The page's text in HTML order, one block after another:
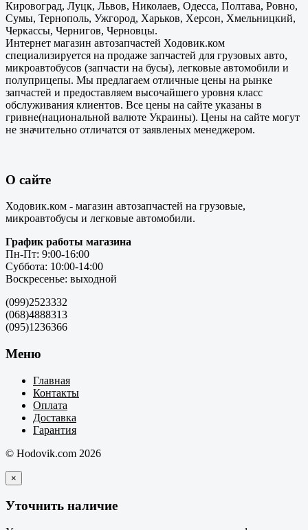
Кировоград, Луцк, Львов, Николаев, Одесса, Полтава, Ровно,
Сумы, Тернополь, Ужгород, Харьков, Херсон, Хмельницкий,
Черкассы, Чернигов, Черновцы.
Интернет магазин автозапчастей Ходовик.ком
специализируется на продаже запчастей для грузовых авто,
микроавтобусов (запчасти на бусы), легковые автомобили и
полуприцепы. Мы предлагаем отличные цены на рынке
запчастей и предоставляем высочайшего уровня класс
обслуживания клиентов. Все цены на сайте указаны в
гривне(национальной валюте Украины). Цены на сайте могут
не значительно отличатся от заявленых менеджером.
О сайте
Ходовик.ком - магазин автозапчастей на грузовые,
микроавтобусы и легковые автомобили.
График работы магазина
Пн-Пт: 9:00-16:00
Суббота: 10:00-14:00
Воскресенье: выходной
(099)2523332
(068)4888313
(095)1236366
Меню
Главная
Контакты
Оплата
Доставка
Гарантия
© Hodovik.com 2026
×
Уточнить наличие